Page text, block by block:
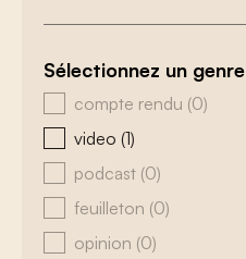
Sélectionnez un genre
zoeken - genre
compte rendu (0)
video (1)
podcast (0)
feuilleton (0)
opinion (0)